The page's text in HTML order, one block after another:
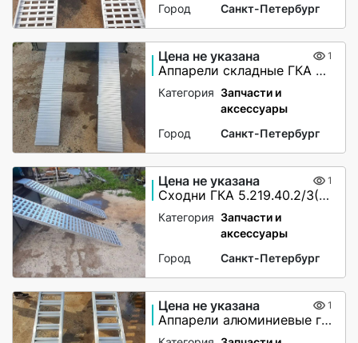
Город
Санкт-Петербург
Цена не указана 1
Аппарели складные ГКА 5.225.28.2/1(100%)СР
Категория Запчасти и
аксессуары
Город
Санкт-Петербург
Цена не указана 1
Сходни ГКА 5.219.40.2/3(85%)Р
Категория Запчасти и
аксессуары
Город
Санкт-Петербург
Цена не указана 1
Аппарели алюминиевые грузоподъёмность 2200 кг